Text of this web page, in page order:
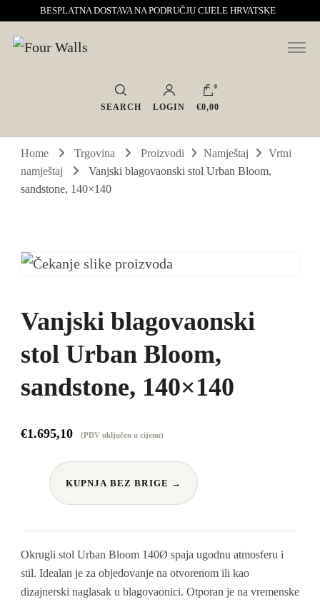
BESPLATNA DOSTAVA NA PODRUČJU CIJELE HRVATSKE
Four Walls
Sve za interijer po Vašoj mjeri. Salon namještaja, dekoracije i rasvjete.
Interijeri s karakterom
SEARCH LOGIN
0
€0,00
Home Trgovina Proizvodi Namještaj
Vrtni
namještaj
Vanjski blagovaonski stol Urban Bloom,
sandstone, 140×140
Vanjski blagovaonski
stol Urban Bloom,
sandstone, 140×140
€1.695,10 (PDV uključen u cijenu)
KUPNJA BEZ BRIGE →
Okrugli stol Urban Bloom 140Ø spaja ugodnu atmosferu i
stil. Idealan je za objedovanje na otvorenom ili kao
dizajnerski naglasak u blagovaonici. Otporan je na vremenske